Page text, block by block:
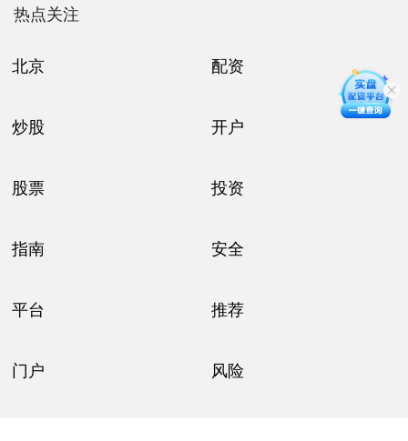
热点关注
北京 配资
炒股 开户
股票 投资
指南 安全
平台 推荐
门户 风险